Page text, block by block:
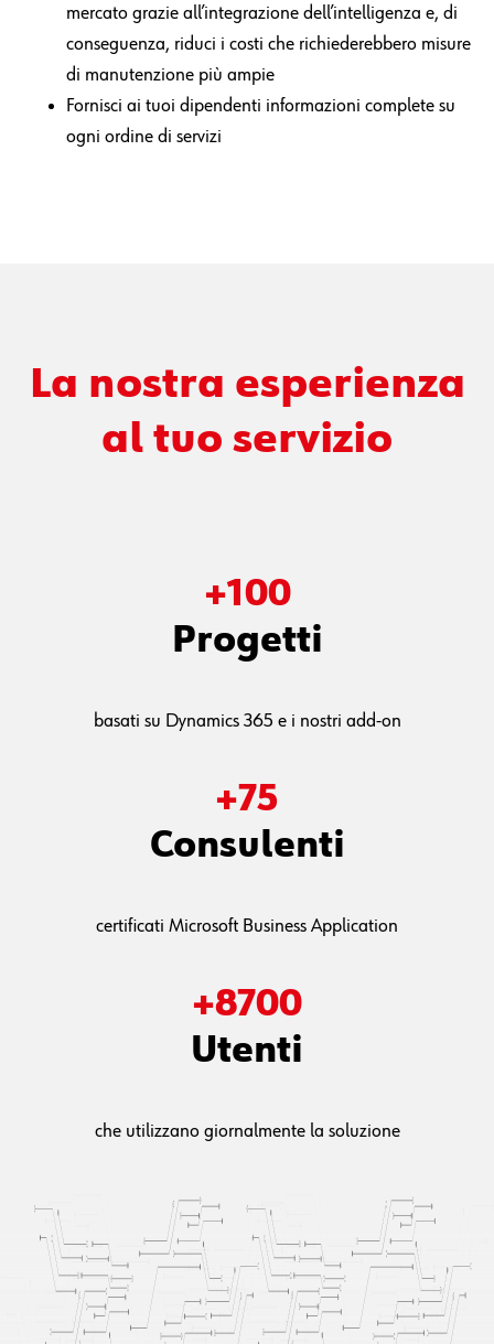
Ottimizzi il tempo di pianificazione delle operazioni
Risolvi i problemi in modo più rapido e offri livelli
differenziati di supporto
Prevedi le esigenze dei clienti, delle aziende e del
mercato grazie all’integrazione dell’intelligenza e, di
al tuo servizio
+100
Progetti
basati su Dynamics 365 e i nostri add-on
+75
Consulenti
certificati Microsoft Business Application
+8700
che utilizzano giornalmente la soluzione